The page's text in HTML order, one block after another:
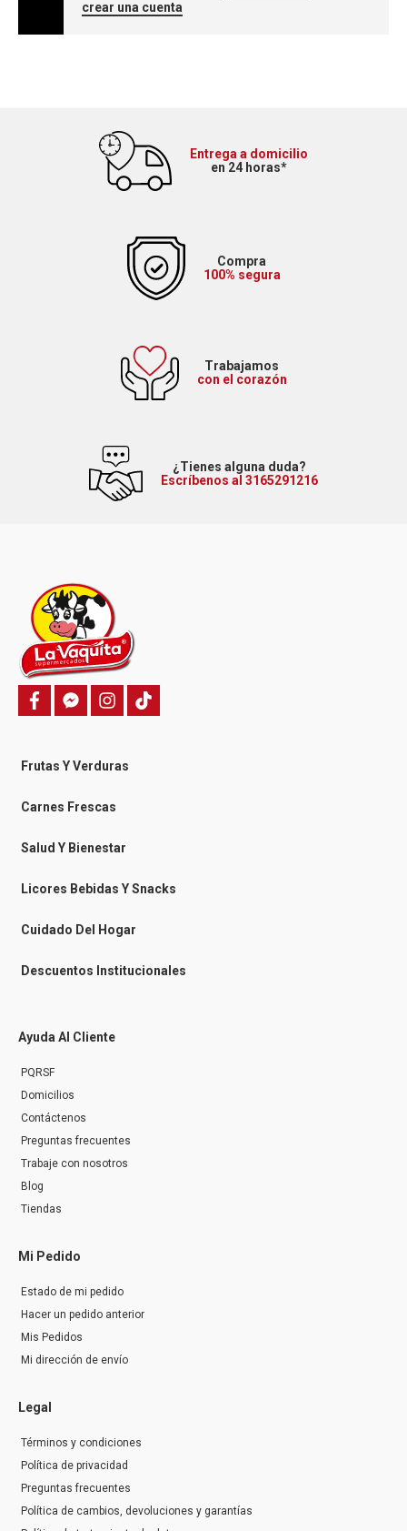
crear una cuenta
Entrega a domicilio
en 24 horas*
Compra
100% segura
Trabajamos
con el corazón
¿Tienes alguna duda?
Escríbenos al 3165291216
f
a
b
o
f
a
b
o
-
s
s
n
g
r
i
n
g
m
T
i
Frutas Y Verduras
Carnes Frescas
Salud Y Bienestar
Licores Bebidas Y Snacks
Cuidado Del Hogar
Descuentos Institucionales
Ayuda Al Cliente
PQRSF
Domicilios
Contáctenos
Preguntas frecuentes
Trabaje con nosotros
Blog
Tiendas
Mi Pedido
Estado de mi pedido
Hacer un pedido anterior
Mis Pedidos
Mi dirección de envío
Legal
Términos y condiciones
Política de privacidad
Preguntas frecuentes
Política de cambios, devoluciones y garantías